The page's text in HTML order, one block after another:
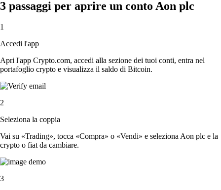
3 passaggi per aprire un conto Aon plc
1
Accedi l'app
Apri l'app Crypto.com, accedi alla sezione dei tuoi conti, entra nel
portafoglio crypto e visualizza il saldo di Bitcoin.
2
Seleziona la coppia
Vai su «Trading», tocca «Compra» o «Vendi» e seleziona Aon plc e la
crypto o fiat da cambiare.
3